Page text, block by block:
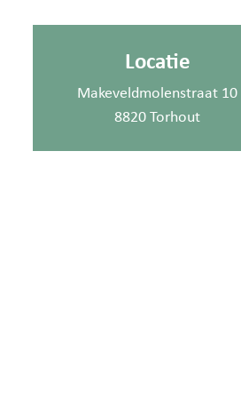
Locatie
Makeveldmolenstraat 10
8820 Torhout